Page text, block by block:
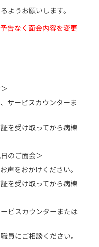
ようお願いします。
告なく面会内容を変更
サービスカウンターま
を受け取ってから病棟
のご面会＞
声をおかけください。
を受け取ってから病棟
ビスカウンターまたは
員にご相談ください。